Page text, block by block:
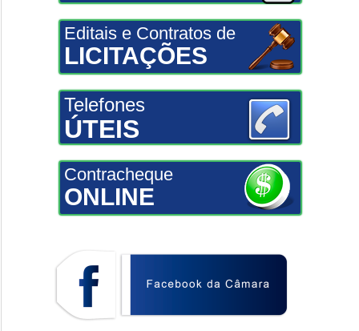
Editais e Contratos de
LICITAÇÕES
Telefones
ÚTEIS
Contracheque
ONLINE